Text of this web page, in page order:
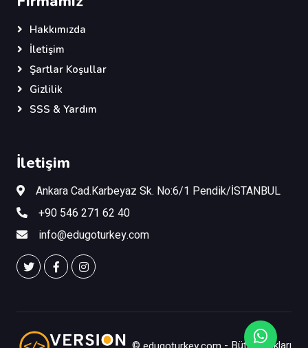
Hakkımızda
İletişim
Şartlar Koşullar
Gizlilik
SSS & Yardım
İletişim
Ankara Cad.Karbeyaz Sk. No:6/1 Pendik/İSTANBUL
+90 546 271 62 40
info@edugoturkey.com